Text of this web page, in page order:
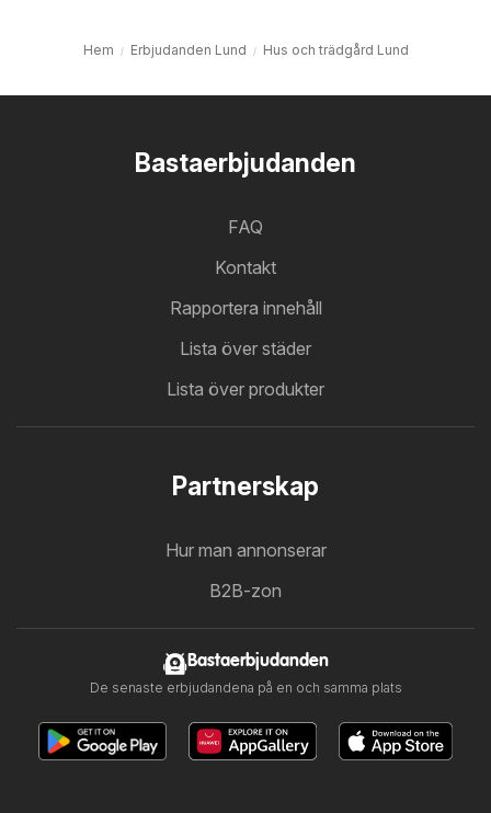
Hem Erbjudanden Lund Hus och trädgård Lund
Bastaerbjudanden
FAQ
Kontakt
Rapportera innehåll
Lista över städer
Lista över produkter
Partnerskap
Hur man annonserar
B2B-zon
Bastaerbjudanden
De senaste erbjudandena på en och samma plats